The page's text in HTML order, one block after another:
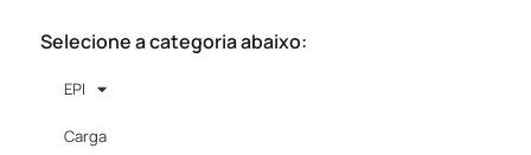
Selecione a categoria abaixo:
EPI
Carga